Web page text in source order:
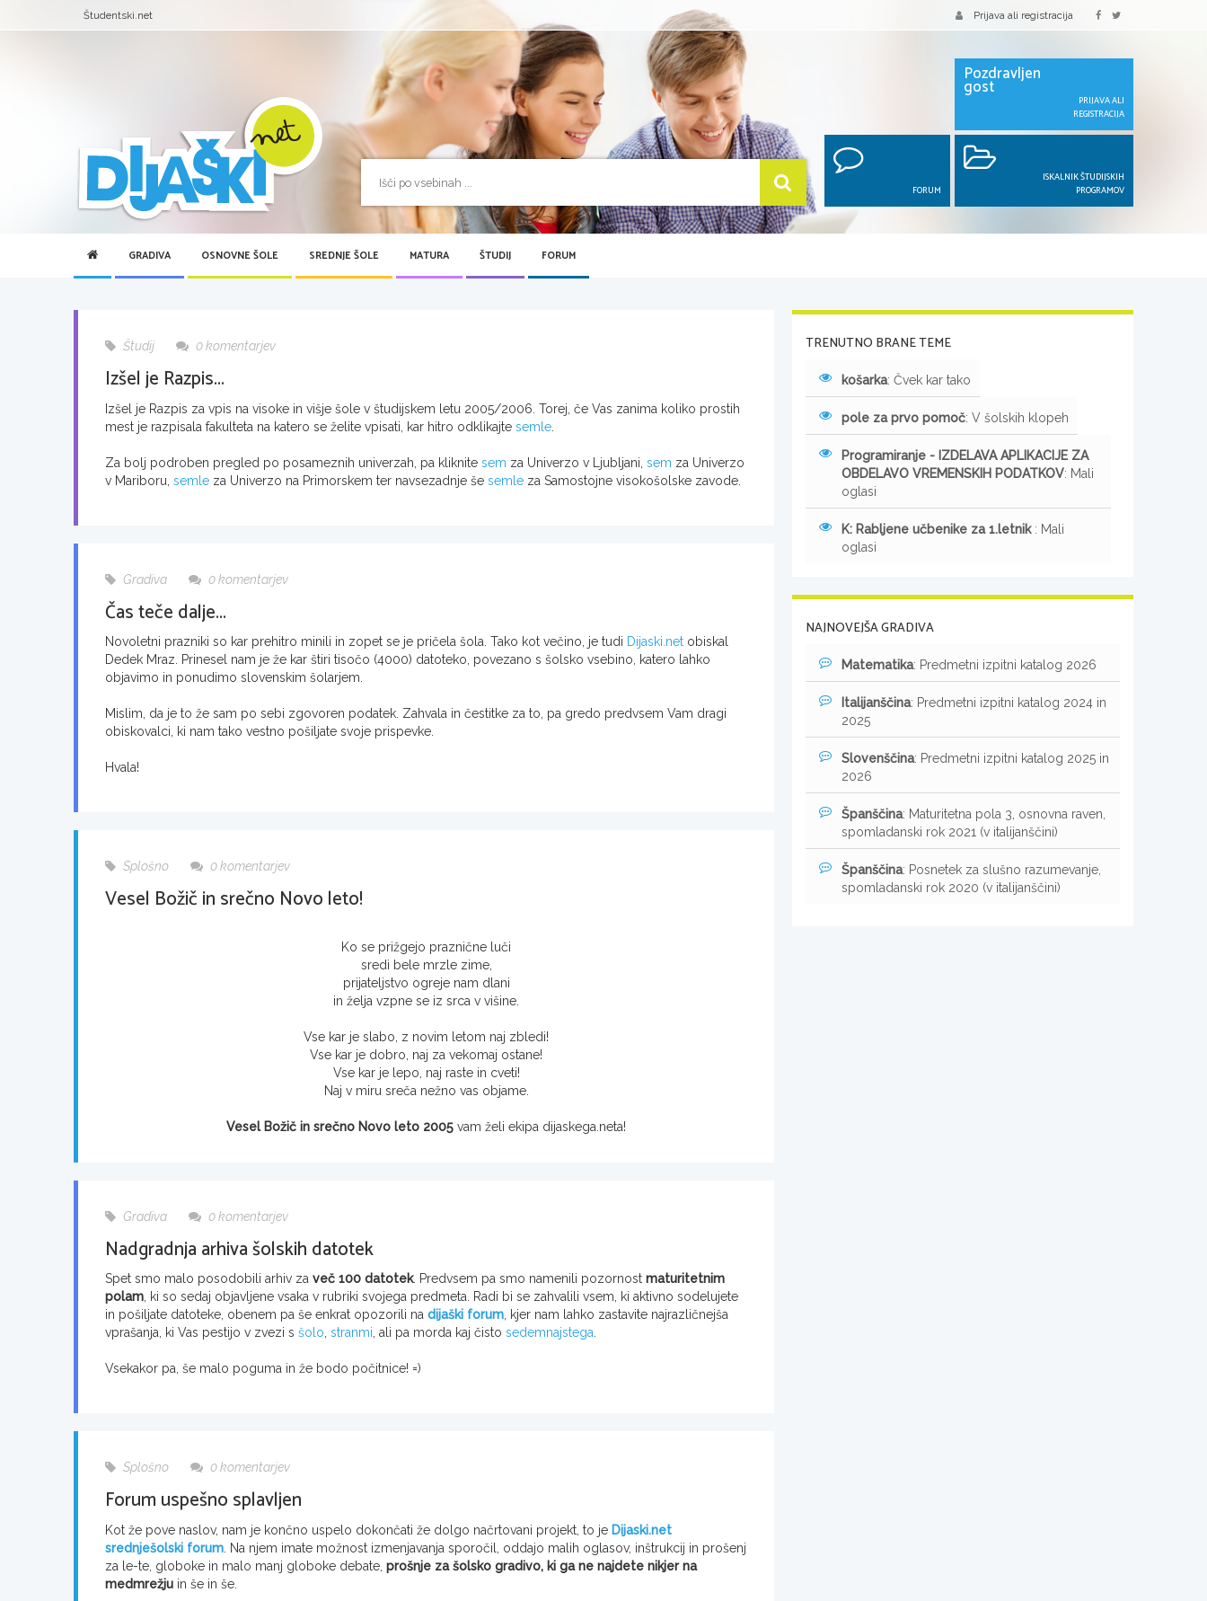
Študentski.net Prijava ali registracija
Pozdravljen
gost
PRIJAVA ALI
REGISTRACIJA
FORUM
ISKALNIK ŠTUDIJSKIH
PROGRAMOV
GRADIVA OSNOVNE ŠOLE SREDNJE ŠOLE MATURA ŠTUDIJ FORUM
Študij 0 komentarjev
Izšel je Razpis...
Izšel je Razpis za vpis na visoke in višje šole v študijskem letu 2005/2006. Torej, če Vas zanima koliko prostih
mest je razpisala fakulteta na katero se želite vpisati, kar hitro odklikajte semle
Za bolj podroben pregled po posameznih univerzah, pa kliknite sem za Univerzo v Ljubljani, sem za Univerzo
v Mariboru, semle za Univerzo na Primorskem ter navsezadnje še semle za Samostojne visokošolske zavode.
Gradiva 0 komentarjev
Čas teče dalje...
Novoletni prazniki so kar prehitro minili in zopet se je pričela šola. Tako kot večino, je tudi Dijaski.net obiskal
Dedek Mraz. Prinesel nam je že kar štiri tisočo (4000) datoteko , povezano s šolsko vsebino, katero lahko
objavimo in ponudimo slovenskim šolarjem.
Mislim, da je to že sam po sebi zgovoren podatek. Zahvala in čestitke za to, pa gredo predvsem Vam dragi
obiskovalci, ki nam tako vestno pošiljate svoje prispevke.
Hvala!
Splošno 0 komentarjev
Vesel Božič in srečno Novo leto!
Ko se prižgejo praznične luči
sredi bele mrzle zime,
prijateljstvo ogreje nam dlani
in želja vzpne se iz srca v višine.
Vse kar je slabo, z novim letom naj zbledi!
Vse kar je dobro, naj za vekomaj ostane!
Vse kar je lepo, naj raste in cveti!
Naj v miru sreča nežno vas objame.
Vesel Božič in srečno Novo leto 2005 vam želi ekipa dijaskega.neta!
Gradiva 0 komentarjev
Nadgradnja arhiva šolskih datotek
Spet smo malo posodobili arhiv za več 100 datotek. Predvsem pa smo namenili pozornost maturitetnim
polam , ki so sedaj objavljene vsaka v rubriki svojega predmeta. Radi bi se zahvalili vsem, ki aktivno sodelujete
in pošiljate datoteke, obenem pa še enkrat opozorili na dijaški forum , kjer nam lahko zastavite najrazličnejša
vprašanja, ki Vas pestijo v zvezi s šolo stranmi , ali pa morda kaj čisto sedemnajstega
Vsekakor pa, še malo poguma in že bodo počitnice! =)
Splošno 0 komentarjev
Forum uspešno splavljen
Kot že pove naslov, nam je končno uspelo dokončati že dolgo načrtovani projekt, to je Dijaski.net
srednješolski forum . Na njem imate možnost izmenjavanja sporočil, oddajo malih oglasov, inštrukcij in prošenj
za le-te, globoke in malo manj globoke debate, prošnje za šolsko gradivo, ki ga ne najdete nikjer na
medmrežju in še in še.
TRENUTNO BRANE TEME
košarka: Čvek kar tako
pole za prvo pomoč: V šolskih klopeh
Programiranje - IZDELAVA APLIKACIJE ZA
OBDELAVO VREMENSKIH PODATKOV: Mali
oglasi
K: Rabljene učbenike za 1.letnik : Mali
oglasi
NAJNOVEJŠA GRADIVA
Matematika: Predmetni izpitni katalog 2026
Italijanščina: Predmetni izpitni katalog 2024 in
2025
Slovenščina: Predmetni izpitni katalog 2025 in
2026
Španščina: Maturitetna pola 3, osnovna raven,
spomladanski rok 2021 (v italijanščini)
Španščina: Posnetek za slušno razumevanje,
spomladanski rok 2020 (v italijanščini)